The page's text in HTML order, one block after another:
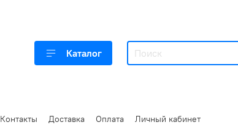
Каталог
Контакты Доставка Оплата Личный кабинет